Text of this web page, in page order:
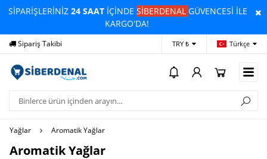
SİPARİŞLERİNİZ24 SAAT İÇİNDESİBERDENALGÜVENCESİ İLE
KARGO'DA!
Takibi Ödeme
TRY ₺ Türkçe
Yağlar Aromatik Yağlar
Aromatik Yağlar